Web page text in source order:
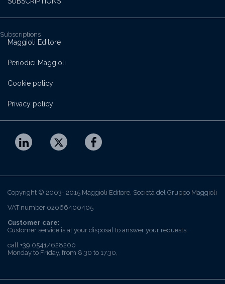
Subscriptions
Maggioli Editore
Periodici Maggioli
Cookie policy
Privacy policy
Copyright © 2003- 2015 Maggioli Editore, Società del Gruppo Maggioli
VAT number 02066400405
Customer care:
Customer service is at your disposal to answer your requests.
call +39 0541/628200
Monday to Friday, from 8.30 to 17.30,